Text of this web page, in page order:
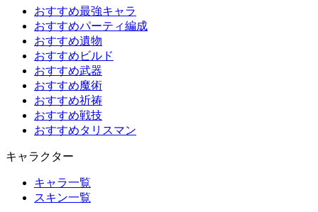
おすすめ最強キャラ
おすすめパーティ編成
おすすめ遺物
おすすめビルド
おすすめ武器
おすすめ魔術
おすすめ祈祷
おすすめ戦技
おすすめタリスマン
キャラクター
キャラ一覧
スキン一覧